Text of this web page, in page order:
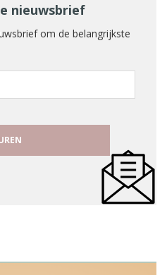
nieuwsbrief
om de belangrijkste